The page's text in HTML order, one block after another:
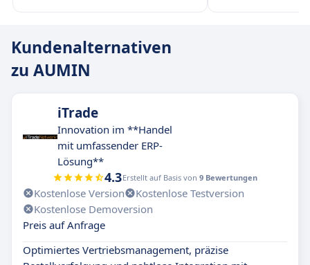
Kundenalternativen
zu AUMIN
iTrade
Innovation im **Handel
mit umfassender ERP-
Lösung**
4.3Erstellt auf Basis von 9 Bewertungen
Kostenlose Version
Kostenlose Testversion
Kostenlose Demoversion
Preis auf Anfrage
Optimiertes Vertriebsmanagement, präzise